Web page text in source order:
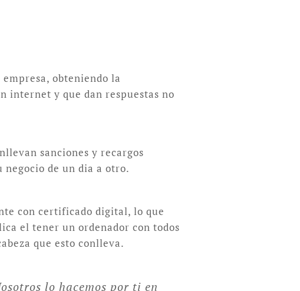
obteniendo la
internet y que dan respuestas no
sanciones y recargos
de un dia a otro.
con certificado digital, lo que
el tener un ordenador con todos
que esto conlleva.
lo hacemos por ti en